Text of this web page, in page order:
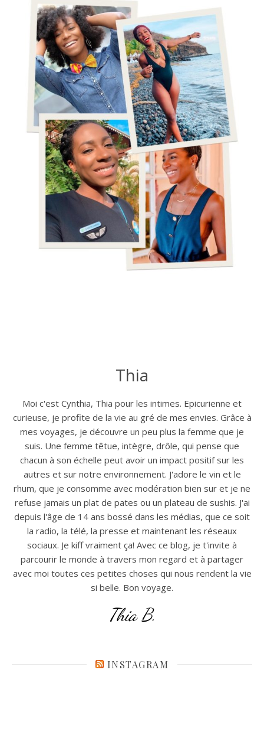
Thia
Moi c'est Cynthia, Thia pour les intimes. Epicurienne et
curieuse, je profite de la vie au gré de mes envies. Grâce à
mes voyages, je découvre un peu plus la femme que je
suis. Une femme têtue, intègre, drôle, qui pense que
chacun à son échelle peut avoir un impact positif sur les
autres et sur notre environnement. J'adore le vin et le
rhum, que je consomme avec modération bien sur et je ne
refuse jamais un plat de pates ou un plateau de sushis. J'ai
depuis l'âge de 14 ans bossé dans les médias, que ce soit
la radio, la télé, la presse et maintenant les réseaux
sociaux. Je kiff vraiment ça! Avec ce blog, je t'invite à
parcourir le monde à travers mon regard et à partager
avec moi toutes ces petites choses qui nous rendent la vie
si belle. Bon voyage.
Thia B.
INSTAGRAM